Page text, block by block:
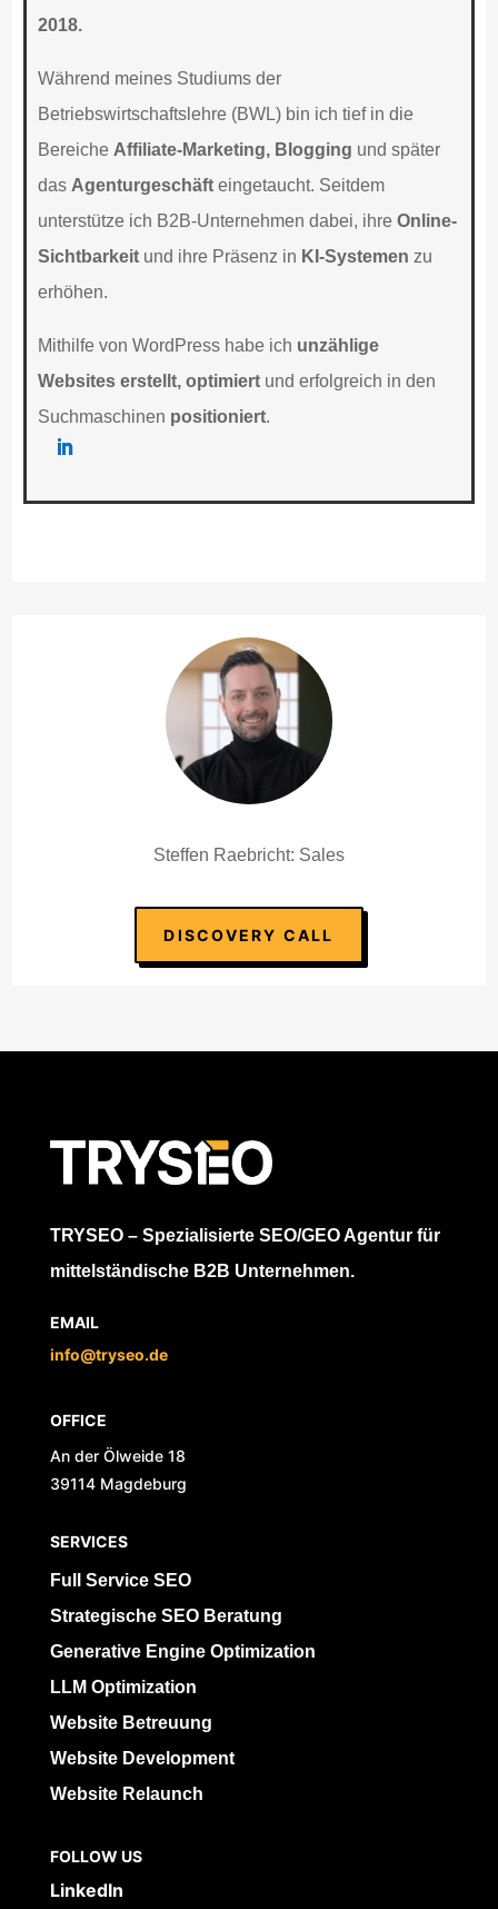
2018.
Während meines Studiums der
Betriebswirtschaftslehre (BWL) bin ich tief in die
Bereiche Affiliate-Marketing, Blogging und später
das Agenturgeschäft eingetaucht. Seitdem
unterstütze ich B2B-Unternehmen dabei, ihreOnline-
Sichtbarkeit und ihre Präsenz in KI-Systemen zu
erhöhen.
Mithilfe von WordPress habe ich unzählige
Websites erstellt, optimiert und erfolgreich in den
Suchmaschinen positioniert.
Steffen Raebricht: Sales
DISCOVERY CALL
TRYSEO – Spezialisierte SEO/GEO Agentur für
mittelständische B2B Unternehmen.
EMAIL
info@tryseo.de
OFFICE
An der Ölweide 18
39114 Magdeburg
SERVICES
Full Service SEO
Strategische SEO Beratung
Generative Engine Optimization
LLM Optimization
Website Betreuung
Website Development
Website Relaunch
FOLLOW US
LinkedIn